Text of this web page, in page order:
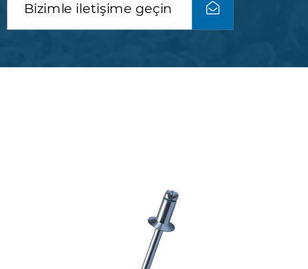
Bizimle iletişime geçin